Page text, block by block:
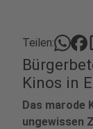
Teilen:
Kinos in
Das marode
ungewissen